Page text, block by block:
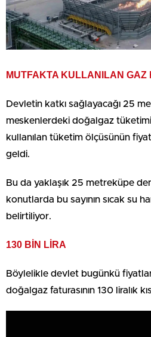
MUTFAKTA KULLANILAN GAZ
Devletin katkı sağlayacağı 25
meskenlerdeki doğalgaz
kullanılan tüketim ölçüsünün
geldi.
Bu da yaklaşık 25 metreküpe
konutlarda bu sayının sıcak su
belirtiliyor.
130 BİN LİRA
Böylelikle devlet bugünkü
doğalgaz faturasının 130 liralık